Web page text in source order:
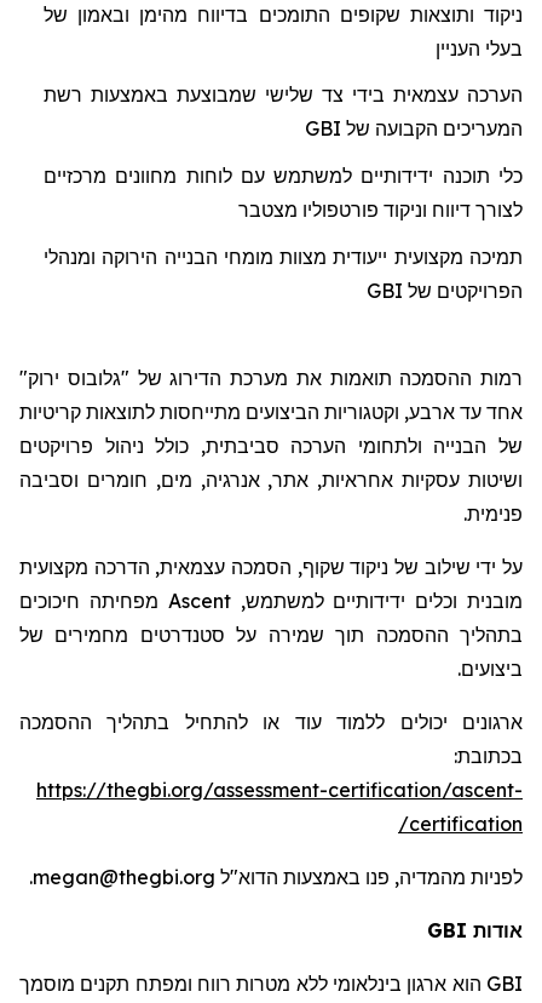
ניקוד ותוצאות שקופים התומכים בדיווח מהימן ובאמון של
בעלי העניין
הערכה עצמאית בידי צד שלישי שמבוצעת באמצעות רשת
המעריכים הקבועה של GBI
כלי תוכנה ידידותיים למשתמש עם לוחות מחוונים מרכזיים
לצורך דיווח וניקוד פורטפוליו מצטבר
תמיכה מקצועית ייעודית מצוות מומחי הבנייה הירוקה ומנהלי
הפרויקטים של GBI
רמות ההסמכה תואמות את מערכת הדירוג של "גלובוס ירוק"
אחד עד ארבע, וקטגוריות הביצועים מתייחסות לתוצאות קריטיות
של הבנייה ולתחומי הערכה סביבתית, כולל ניהול פרויקטים
ושיטות עסקיות אחראיות, אתר, אנרגיה, מים, חומרים וסביבה
פנימית.
על ידי שילוב של ניקוד שקוף, הסמכה עצמאית, הדרכה מקצועית
מובנית וכלים ידידותיים למשתמש,Ascent מפחיתה חיכוכים
בתהליך ההסמכה תוך שמירה על סטנדרטים מחמירים של
ביצועים.
ארגונים יכולים ללמוד עוד או להתחיל בתהליך ההסמכה
בכתובת:
https://thegbi.org/assessment-certification/ascent-
certification/
לפניות מהמדיה, פנו באמצעות הדוא"ל
אודות GBI
GBI הוא ארגון בינלאומי ללא מטרות רווח ומפתח תקנים מוסמך